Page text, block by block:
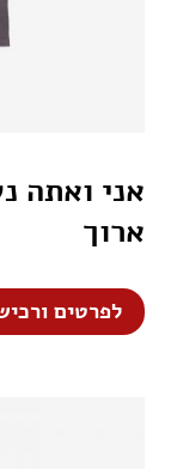
אני ואתה
ארוך
לפרטים